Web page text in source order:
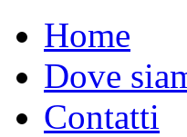
Home
Dove
Contatti